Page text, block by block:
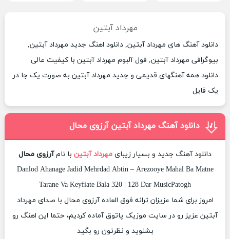
مهرداد آبتین
دانلود آهنگ های مهرداد آبتین, دانلود اهنگ جدید مهرداد آبتین,
بیوگرافی مهرداد آبتین, فول آلبوم مهرداد آبتین با کیفیت عالی
دانلود همه آهنگهای قدیمی و جدید مهرداد آبتین به صورت یک جا در
یک فایل
دانلود آهنگ مهرداد آبتین آرزوی محال
دانلود آهنگ جدید و بسیار زیبای مهرداد آبتین با نامآرزوی محال
Danlod Ahanage Jadid Mehrdad Abtin – Arezooye Mahal Ba Matne
Tarane Va Keyfiate Bala 320 | 128 Dar MusicPatogh
امروز برای شما عزیزان ترانه فوق العاده آرزوی محال با صدای مهرداد
آبتین عزیز رو در سایت موزیک پاتوق آماده کردیم، حتما این اهنگ رو
بشنوید و نظرتون رو بگید